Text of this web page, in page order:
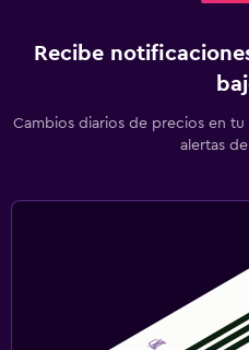
Recibe
Cambios diarios de precios en
alertas